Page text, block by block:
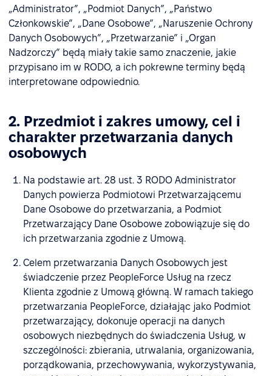
„Administrator”, „Podmiot Danych”, „Państwo
Członkowskie”, „Dane Osobowe”, „Naruszenie Ochrony
Danych Osobowych”, „Przetwarzanie” i „Organ
Nadzorczy” będą miały takie samo znaczenie, jakie
przypisano im w RODO, a ich pokrewne terminy będą
interpretowane odpowiednio.
2. Przedmiot i zakres umowy, cel i
charakter przetwarzania danych
osobowych
Na podstawie art. 28 ust. 3 RODO Administrator
Danych powierza Podmiotowi Przetwarzającemu
Dane Osobowe do przetwarzania, a Podmiot
Przetwarzający Dane Osobowe zobowiązuje się do
ich przetwarzania zgodnie z Umową.
Celem przetwarzania Danych Osobowych jest
świadczenie przez PeopleForce Usług na rzecz
Klienta zgodnie z Umową główną. W ramach takiego
przetwarzania PeopleForce, działając jako Podmiot
przetwarzający, dokonuje operacji na danych
osobowych niezbędnych do świadczenia Usług, w
szczególności: zbierania, utrwalania, organizowania,
porządkowania, przechowywania, wykorzystywania,